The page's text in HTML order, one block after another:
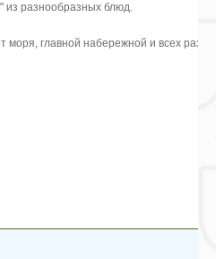
из разнообразных блюд.
моря, главной набережной и всех